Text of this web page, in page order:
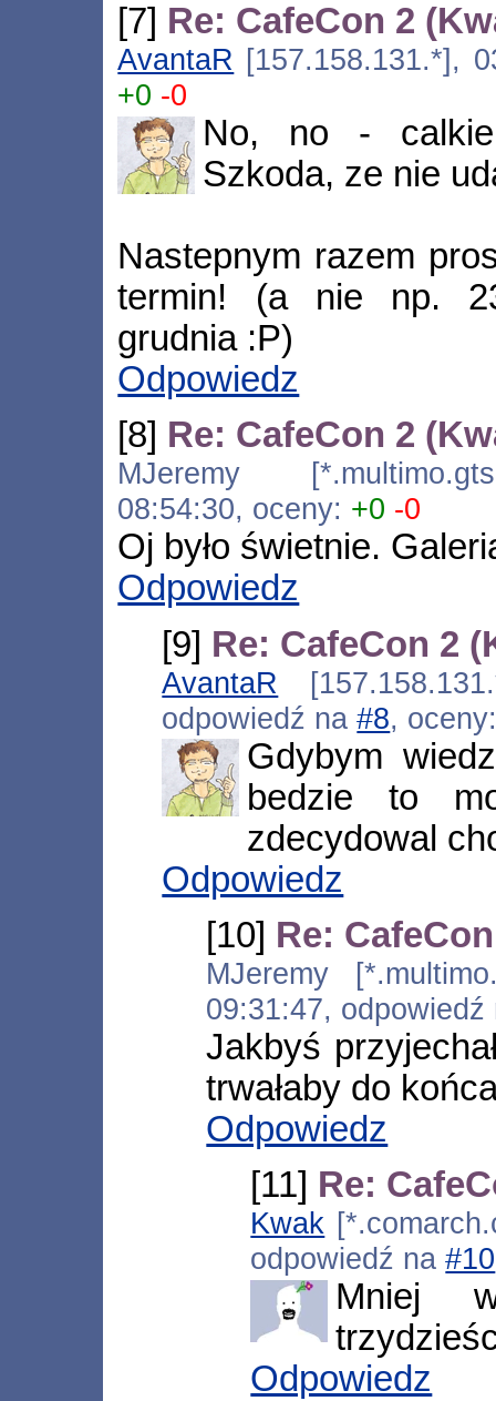
[7] Re: CafeCon 2
AvantaR [157.158.131.*],
+0 -0
No, no -
Szkoda, ze nie
Nastepnym razem
termin! (a nie np.
grudnia :P)
Odpowiedz
[8] Re: CafeCon 2
MJeremy
08:54:30, oceny: +0 -0
Oj było świetnie.
Odpowiedz
[9] Re: CafeCon 2
AvantaR
odpowiedź na#8,
Gdybym
bedzie to
zdecydowal
Odpowiedz
[10] Re:
MJeremy
09:31:47,
Jakbyś
trwałaby do
Odpowiedz
[11] Re:
Kwak
odpowiedź na#10
Mniej
Odpowiedz